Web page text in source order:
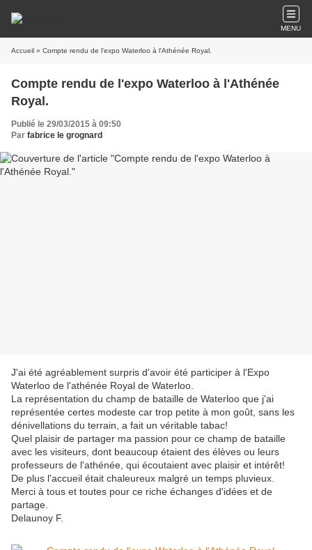
MENU
Accueil » Compte rendu de l'expo Waterloo à l'Athénée Royal.
Compte rendu de l'expo Waterloo à l'Athénée
Royal.
Publié le 29/03/2015 à 09:50
Par fabrice le grognard
J'ai été agréablement surpris d'avoir été participer à l'Expo
Waterloo de l'athénée Royal de Waterloo.
La représentation du champ de bataille de Waterloo que j'ai
représentée certes modeste car trop petite à mon goût, sans les
dénivellations du terrain, a fait un véritable tabac!
Quel plaisir de partager ma passion pour ce champ de bataille
avec les visiteurs, dont beaucoup étaient des élèves ou leurs
professeurs de l'athénée, qui écoutaient avec plaisir et intérêt!
De plus l'accueil était chaleureux malgré un temps pluvieux.
Merci à tous et toutes pour ce riche échanges d'idées et de
partage.
Delaunoy F.